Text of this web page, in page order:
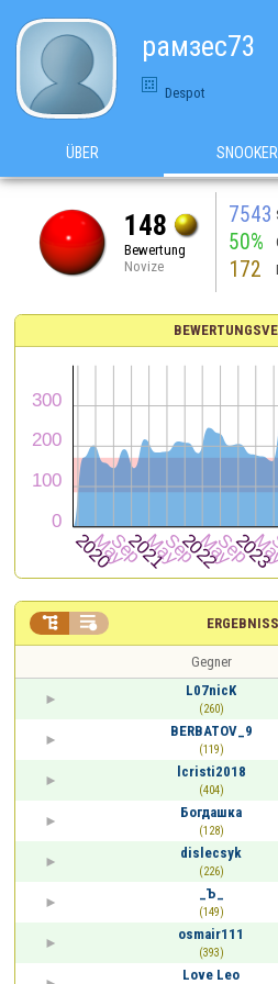
рамзес73
Despot
ÜBER SNOOKER
148
Bewertung
Novize
7543
50%
172
 
Gegner
L07nicK
(260)
BERBATOV_9
(119)
lcristi2018
(404)
Богдашка
(128)
dislecsyk
(226)
_Ъ_
(149)
osmair111
(393)
Love Leo